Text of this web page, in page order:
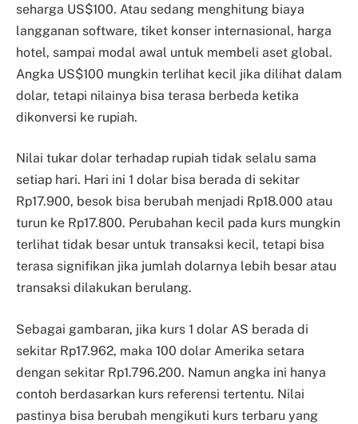
seharga US$100. Atau sedang menghitung biaya
langganan software, tiket konser internasional, harga
hotel, sampai modal awal untuk membeli aset global.
Angka US$100 mungkin terlihat kecil jika dilihat dalam
dolar, tetapi nilainya bisa terasa berbeda ketika
dikonversi ke rupiah.
Nilai tukar dolar terhadap rupiah tidak selalu sama
setiap hari. Hari ini 1 dolar bisa berada di sekitar
Rp17.900, besok bisa berubah menjadi Rp18.000 atau
turun ke Rp17.800. Perubahan kecil pada kurs mungkin
terlihat tidak besar untuk transaksi kecil, tetapi bisa
terasa signifikan jika jumlah dolarnya lebih besar atau
transaksi dilakukan berulang.
Sebagai gambaran, jika kurs 1 dolar AS berada di
sekitar Rp17.962, maka 100 dolar Amerika setara
dengan sekitar Rp1.796.200. Namun angka ini hanya
contoh berdasarkan kurs referensi tertentu. Nilai
pastinya bisa berubah mengikuti kurs terbaru yang